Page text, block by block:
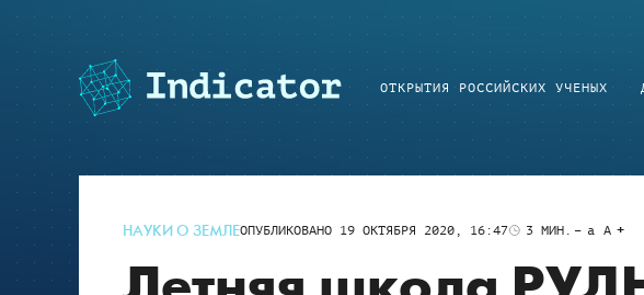
ОТКРЫТИЯ РОССИЙСКИХ УЧЕНЫХ
НАУКИ О ЗЕМЛЕОПУБЛИКОВАНО 19 ОКТЯБРЯ 2020, 16:47 3 МИН. a A